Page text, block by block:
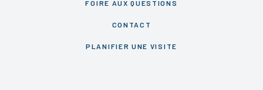
FOIRE AUX QUESTIONS
CONTACT
PLANIFIER UNE VISITE